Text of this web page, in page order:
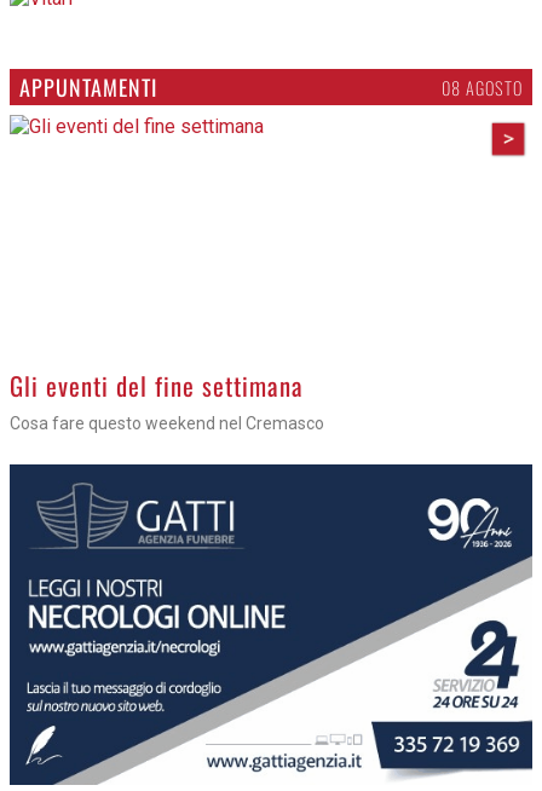
APPUNTAMENTI
Gli eventi del fine settimana
Cosa fare questo weekend nel Cremasco